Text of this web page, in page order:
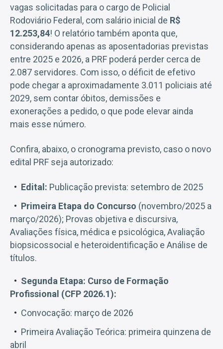
vagas solicitadas para o cargo de Policial
Rodoviário Federal, com salário inicial de R$
12.253,84! O relatório também aponta que,
considerando apenas as aposentadorias previstas
entre 2025 e 2026, a PRF poderá perder cerca de
2.087 servidores. Com isso, o déficit de efetivo
pode chegar a aproximadamente 3.011 policiais até
2029, sem contar óbitos, demissões e
exonerações a pedido, o que pode elevar ainda
mais esse número.
Confira, abaixo, o cronograma previsto, caso o novo
edital PRF seja autorizado:
Edital: Publicação prevista: setembro de 2025
Primeira Etapa do Concurso (novembro/2025 a
março/2026); Provas objetiva e discursiva,
Avaliações física, médica e psicológica, Avaliação
biopsicossocial e heteroidentificação e Análise de
títulos.
Segunda Etapa: Curso de Formação
Profissional (CFP 2026.1):
Convocação: março de 2026
Primeira Avaliação Teórica: primeira quinzena de
abril